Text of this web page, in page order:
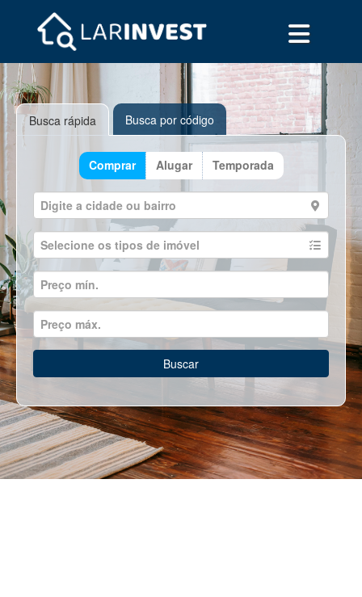
Busca rápida Busca por código
Comprar Alugar Temporada